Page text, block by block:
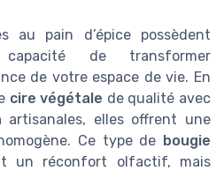
au pain d’épice possèdent
de transformer
de votre espace de vie. En
cire végétale de qualité avec
artisanales, elles offrent une
Ce type de bougie
un réconfort olfactif, mais